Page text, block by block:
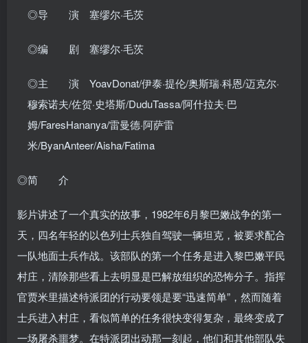
◎导 演 塞缪尔·毛茨
◎编 剧 塞缪尔·毛茨
◎主 演 YoavDonat/伊泰·提伦/奥斯瑞·科恩/迈克尔·
穆索诺夫/佐贺·史塔斯/DuduTassa/阿什拉夫·巴
姆/FaresHananya/雷曼德·阿萨雷
米/ByanAnteer/Aisha/Fatima
◎简 介
影片讲述了一个真实的故事，1982年6月黎巴嫩战争的第一
天，四名年轻的以色列士兵独自驾驶一辆坦克，被要求配合
一队地面士兵作战。该部队的第一个任务是进入黎巴嫩平民
村庄，清除那些看上去明显是巴解放组织的恐怖分子。指挥
官贾米里描述特派团的行动要领是要“迅速简单”，然而随着
士兵进入村庄，看似简单的任务很快变得复杂，最终变成了
一场屠杀噩梦。在特派团出动那一刻起，他们和其他部队失